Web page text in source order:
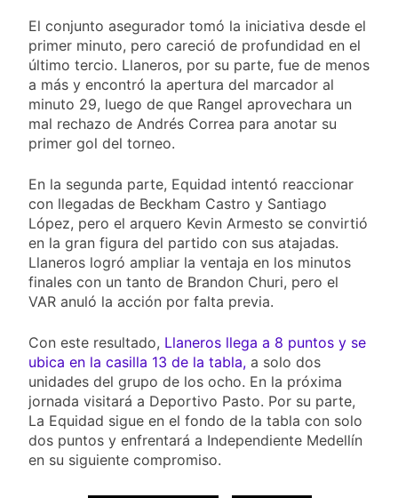
El conjunto asegurador tomó la iniciativa desde el
primer minuto, pero careció de profundidad en el
último tercio. Llaneros, por su parte, fue de menos
a más y encontró la apertura del marcador al
minuto 29, luego de que Rangel aprovechara un
mal rechazo de Andrés Correa para anotar su
primer gol del torneo.
En la segunda parte, Equidad intentó reaccionar
con llegadas de Beckham Castro y Santiago
López, pero el arquero Kevin Armesto se convirtió
en la gran figura del partido con sus atajadas.
Llaneros logró ampliar la ventaja en los minutos
finales con un tanto de Brandon Churi, pero el
VAR anuló la acción por falta previa.
Con este resultado, Llaneros llega a 8 puntos y se
ubica en la casilla 13 de la tabla, a solo dos
unidades del grupo de los ocho. En la próxima
jornada visitará a Deportivo Pasto. Por su parte,
La Equidad sigue en el fondo de la tabla con solo
dos puntos y enfrentará a Independiente Medellín
en su siguiente compromiso.